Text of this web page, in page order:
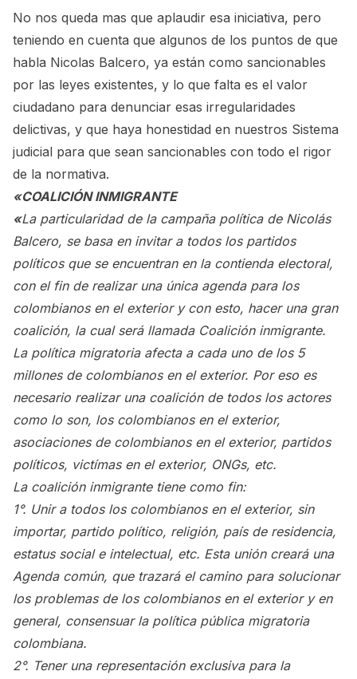
No nos queda mas que aplaudir esa iniciativa, pero
teniendo en cuenta que algunos de los puntos de que
habla Nicolas Balcero, ya están como sancionables
por las leyes existentes, y lo que falta es el valor
ciudadano para denunciar esas irregularidades
delictivas, y que haya honestidad en nuestros Sistema
judicial para que sean sancionables con todo el rigor
de la normativa.
«COALICIÓN INMIGRANTE
«La particularidad de la campaña política de Nicolás
Balcero, se basa en invitar a todos los partidos
políticos que se encuentran en la contienda electoral,
con el fin de realizar una única agenda para los
colombianos en el exterior y con esto, hacer una gran
coalición, la cual será llamada Coalición inmigrante.
La política migratoria afecta a cada uno de los 5
millones de colombianos en el exterior. Por eso es
necesario realizar una coalición de todos los actores
como lo son, los colombianos en el exterior,
asociaciones de colombianos en el exterior, partidos
políticos, victímas en el exterior, ONGs, etc.
La coalición inmigrante tiene como fin:
1°. Unir a todos los colombianos en el exterior, sin
importar, partido político, religión, país de residencia,
estatus social e intelectual, etc. Esta unión creará una
Agenda común, que trazará el camino para solucionar
los problemas de los colombianos en el exterior y en
general, consensuar la política pública migratoria
colombiana.
2°. Tener una representación exclusiva para la